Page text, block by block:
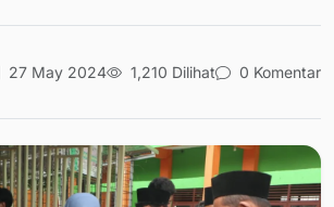
27 May 2024 1,210 Dilihat 0 Komentar